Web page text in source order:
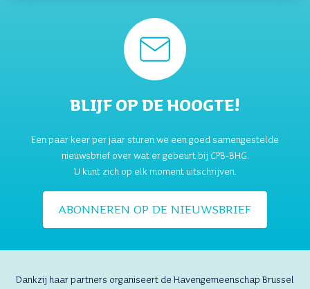
BLIJF OP DE HOOGTE!
Een paar keer per jaar sturen we een goed samengestelde
nieuwsbrief over wat er gebeurt bij CPB-BHG.
U kunt zich op elk moment uitschrijven.
ABONNEREN OP DE NIEUWSBRIEF
Dankzij haar partners organiseert de Havengemeenschap Brussel